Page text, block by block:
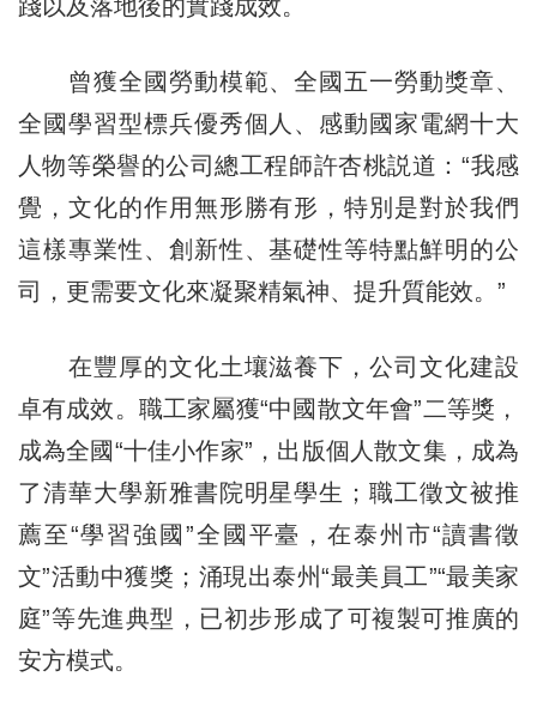
踐以及落地後的實踐成效。
曾獲全國勞動模範、全國五一勞動獎章、
全國學習型標兵優秀個人、感動國家電網十大
人物等榮譽的公司總工程師許杏桃説道：“我感
覺，文化的作用無形勝有形，特別是對於我們
這樣專業性、創新性、基礎性等特點鮮明的公
司，更需要文化來凝聚精氣神、提升質能效。”
在豐厚的文化土壤滋養下，公司文化建設
卓有成效。職工家屬獲“中國散文年會”二等獎，
成為全國“十佳小作家”，出版個人散文集，成為
了清華大學新雅書院明星學生；職工徵文被推
薦至“學習強國”全國平臺，在泰州市“讀書徵
文”活動中獲獎；涌現出泰州“最美員工”“最美家
庭”等先進典型，已初步形成了可複製可推廣的
安方模式。